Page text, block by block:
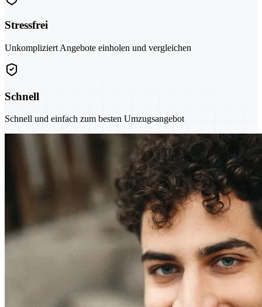
Stressfrei
Unkompliziert Angebote einholen und vergleichen
Schnell
Schnell und einfach zum besten Umzugsangebot